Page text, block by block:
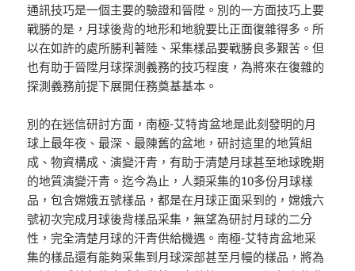
通訊技巧是一個主要的驗證和晉陞。別的一方面技巧上要
戰勝的是，月球後背的地形和地貌要比正面復雜得多。所
以在如許的處所勝利著陸、采集樣品要戰勝良多艱苦。但
也有助于晉陞月球探測義務的技巧程度，為將來在復雜的
探測義務前提下展開任務奠基基本。
別的在迷信研討方面，南極-艾特肯盆地是此刻發明的月
球上最年夜、最深、最陳舊的盆地，研討這里的地質組
成、物資構成、演變汗青，有助于清楚月球甚至地球晚期
的地質演變汗青。迄今為止，人類采集的10多份月球樣
品，包含嫦娥五號樣品，都是在月球正面采到的，嫦娥六
號初次完成月球後背樣品采集，無望為研討月球的二分
性，完全清楚月球的汗青供給機遇。南極-艾特肯盆地采
集的樣品還有能夠采集到月球深部甚至月幔的樣品，將為